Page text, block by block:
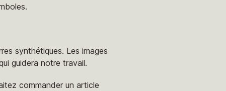
synthétiques. Les images
guidera notre travail.
commander un article